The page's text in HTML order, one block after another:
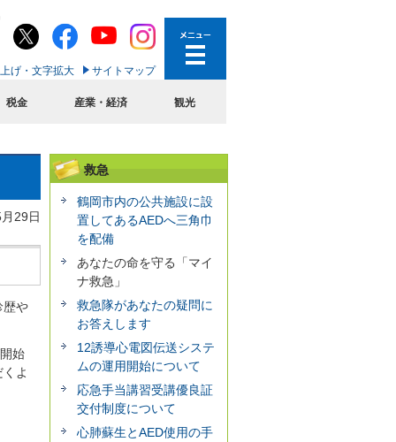
げ・文字拡大 サイトマップ
税金 産業・経済 観光
29日
歴や
始
よ
救急
鶴岡市内の公共施設に設
置してあるAEDへ三角巾
を配備
あなたの命を守る「マイ
ナ救急」
救急隊があなたの疑問に
お答えします
12誘導心電図伝送システ
ムの運用開始について
応急手当講習受講優良証
交付制度について
心肺蘇生とAED使用の手